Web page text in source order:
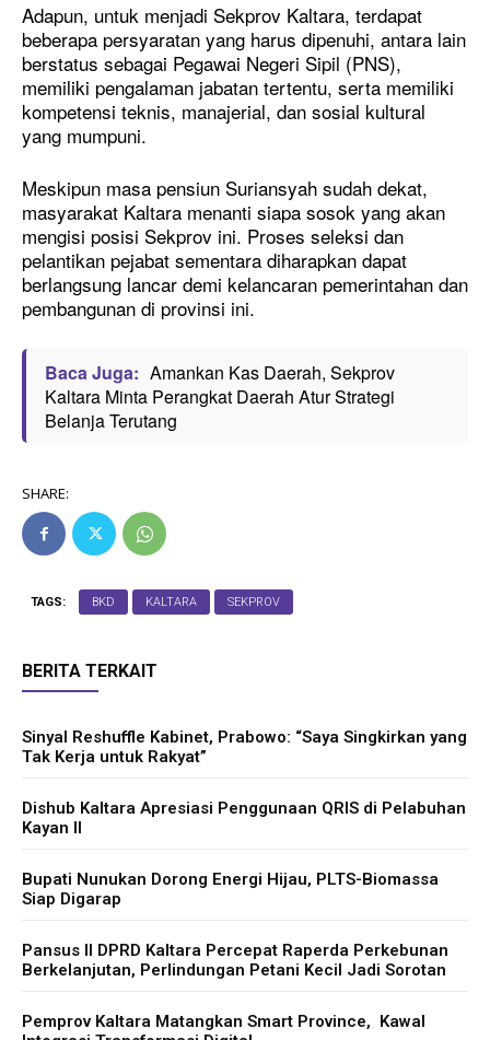
Adapun, untuk menjadi Sekprov Kaltara, terdapat
beberapa persyaratan yang harus dipenuhi, antara lain
berstatus sebagai Pegawai Negeri Sipil (PNS),
memiliki pengalaman jabatan tertentu, serta memiliki
kompetensi teknis, manajerial, dan sosial kultural
yang mumpuni.
Meskipun masa pensiun Suriansyah sudah dekat,
masyarakat Kaltara menanti siapa sosok yang akan
mengisi posisi Sekprov ini. Proses seleksi dan
pelantikan pejabat sementara diharapkan dapat
berlangsung lancar demi kelancaran pemerintahan dan
pembangunan di provinsi ini.
Baca Juga: Amankan Kas Daerah, Sekprov
Kaltara Minta Perangkat Daerah Atur Strategi
Belanja Terutang
SHARE:
TAGS: BKD KALTARA SEKPROV
BERITA TERKAIT
Sinyal Reshuffle Kabinet, Prabowo: “Saya Singkirkan yang
Tak Kerja untuk Rakyat”
Dishub Kaltara Apresiasi Penggunaan QRIS di Pelabuhan
Kayan II
Bupati Nunukan Dorong Energi Hijau, PLTS-Biomassa
Siap Digarap
Pansus II DPRD Kaltara Percepat Raperda Perkebunan
Berkelanjutan, Perlindungan Petani Kecil Jadi Sorotan
Pemprov Kaltara Matangkan Smart Province, Kawal